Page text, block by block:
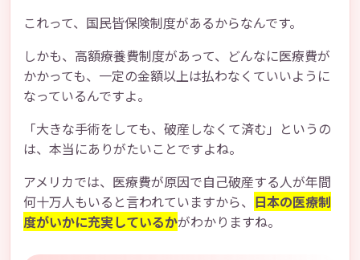
これって、国民皆保険制度があるからなんです。
しかも、高額療養費制度があって、どんなに医療費が
かかっても、一定の金額以上は払わなくていいように
なっているんですよ。
「大きな手術をしても、破産しなくて済む」というの
は、本当にありがたいことですよね。
アメリカでは、医療費が原因で自己破産する人が年間
何十万人もいると言われていますから、 日本の医療制
度がいかに充実しているかがわかりますね。